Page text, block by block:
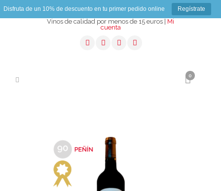
Disfruta de un 10% de descuento en tu primer pedido online Regístrate
Vinos de calidad por menos de 15 euros | Mi
cuenta
0